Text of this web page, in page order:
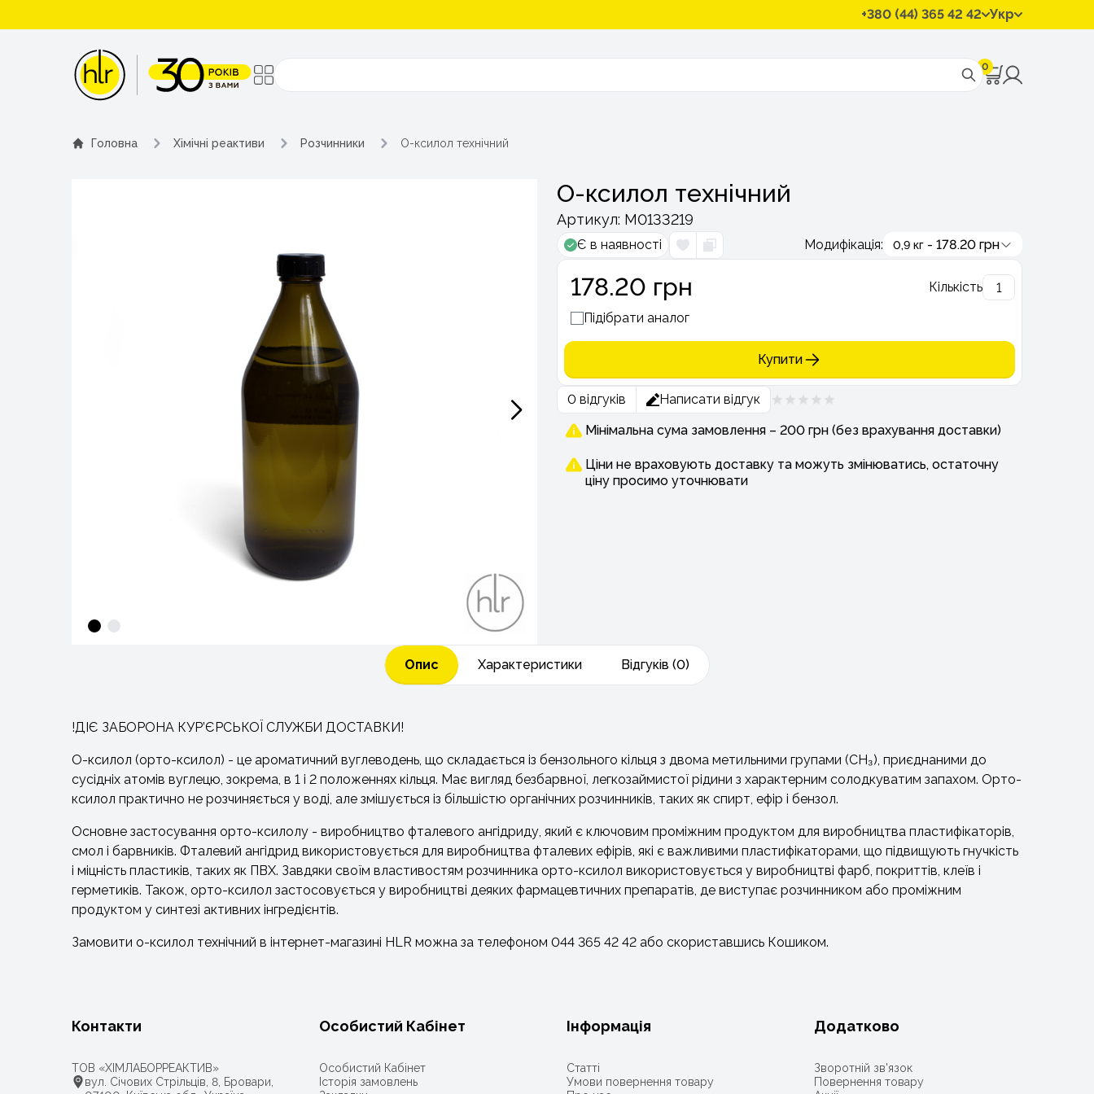
+380 (44) 365 42 42 Укр
0
Поиск
Головна Хімічні реактиви Розчинники О-ксилол технічний
О-ксилол технічний
Артикул: М0133219
Є в наявності Модифікація: 0,9 кг - 178.20 грн
178.20 грн
Кількість
Підібрати аналог
Купити
0 відгуків
Написати відгук
Мінімальна сума замовлення – 200 грн (без врахування доставки)
Ціни не враховують доставку та можуть змінюватись, остаточну
ціну просимо уточнювати
Опис Характеристики Відгуків (0)
!ДІЄ ЗАБОРОНА КУР’ЄРСЬКОЇ СЛУЖБИ ДОСТАВКИ!
О-ксилол (орто-ксилол) - це ароматичний вуглеводень, що складається із бензольного кільця з двома метильними групами (CH₃), приєднаними до
сусідніх атомів вуглецю, зокрема, в 1 і 2 положеннях кільця. Має вигляд безбарвної, легкозаймистої рідини з характерним солодкуватим запахом. Орто-
ксилол практично не розчиняється у воді, але змішується із більшістю органічних розчинників, таких як спирт, ефір і бензол.
Основне застосування орто-ксилолу - виробництво фталевого ангідриду, який є ключовим проміжним продуктом для виробництва пластифікаторів,
смол і барвників. Фталевий ангідрид використовується для виробництва фталевих ефірів, які є важливими пластифікаторами, що підвищують гнучкість
і міцність пластиків, таких як ПВХ. Завдяки своїм властивостям розчинника орто-ксилол використовується у виробництві фарб, покриттів, клеїв і
герметиків. Також, орто-ксилол застосовується у виробництві деяких фармацевтичних препаратів, де виступає розчинником або проміжним
продуктом у синтезі активних інгредієнтів.
Замовити о-ксилол технічний в інтернет-магазині HLR можна за телефоном 044 365 42 42 або скориставшись Кошиком.
Контакти
ТОВ «ХІМЛАБОРРЕАКТИВ»
вул. Січових Стрільців, 8, Бровари,
Особистий Кабінет
Особистий Кабінет
Історія замовлень
Інформація
Статті
Умови повернення товару
Додатково
Зворотній зв'язок
Повернення товару